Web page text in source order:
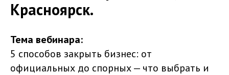
Красноярск.
Тема вебинара:
5 способов закрыть бизнес: от
официальных до спорных — что выбрать и